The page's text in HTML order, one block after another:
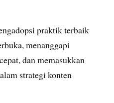
praktik terbaik
menanggapi
dan memasukkan
strategi konten